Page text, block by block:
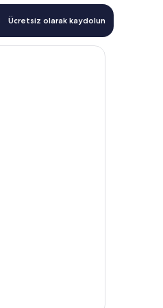
Ücretsiz olarak kaydolun